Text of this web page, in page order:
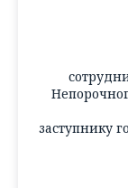
заступнику